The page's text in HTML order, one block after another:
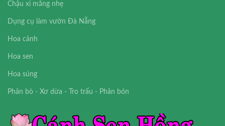
Chậu xi măng nhẹ
Dụng cụ làm vườn Đà Nẵng
Hoa cảnh
Hoa sen
Hoa súng
Phân bò - Xơ dừa - Tro trấu - Phân bón